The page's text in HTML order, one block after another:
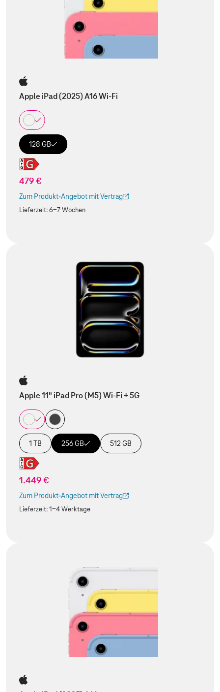
Apple iPad (2025) A16 Wi-Fi
128 GB
479 €
Zum Produkt-Angebot mit Vertrag
(Der Link wird in einem neuen Tab geöffnet)
Lieferzeit:6-7 Wochen
Apple 11" iPad Pro (M5) Wi-Fi + 5G
1 TB 256 GB 512 GB
1.449 €
Zum Produkt-Angebot mit Vertrag
(Der Link wird in einem neuen Tab geöffnet)
Lieferzeit:1-4 Werktage